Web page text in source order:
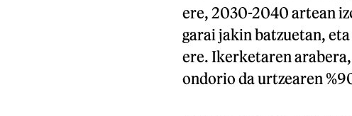
ere, 2030-2040 artean
garai jakin batzuetan,
ere. Ikerketaren
ondorio da urtzearen